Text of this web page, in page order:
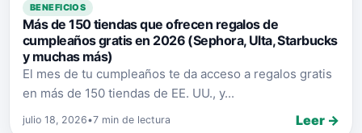
BENEFICIOS
Más de 150 tiendas que ofrecen regalos de
cumpleaños gratis en 2026 (Sephora, Ulta, Starbucks
y muchas más)
El mes de tu cumpleaños te da acceso a regalos gratis
en más de 150 tiendas de EE. UU., y...
julio 18, 2026•7 min de lectura Leer →